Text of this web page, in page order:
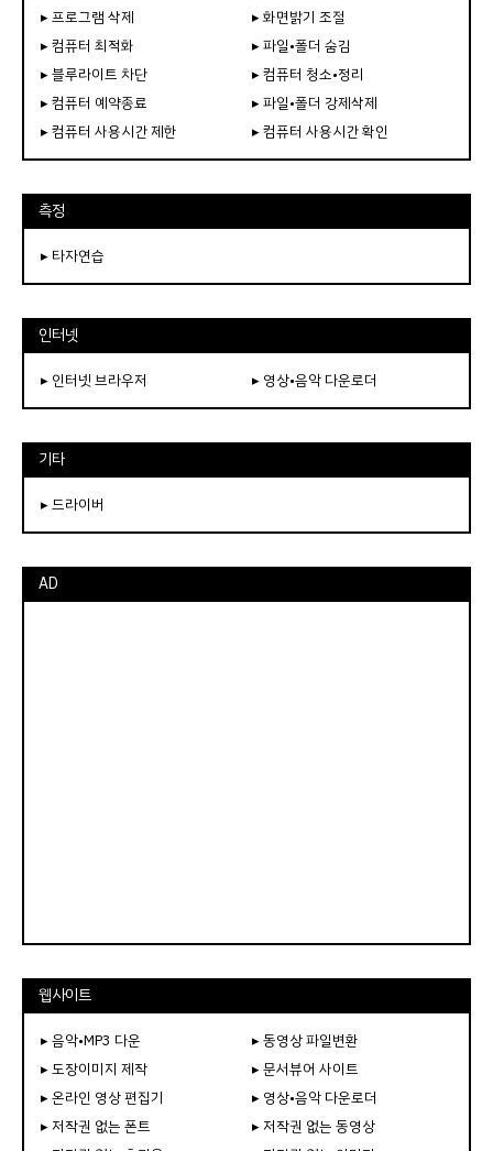
▸ 프로그램 삭제
▸ 화면밝기 조절
▸ 컴퓨터 최적화
▸ 파일•폴더 숨김
▸ 블루라이트 차단
▸ 컴퓨터 청소•정리
▸ 컴퓨터 예약종료
▸ 파일•폴더 강제삭제
▸ 컴퓨터 사용시간 제한
▸ 컴퓨터 사용시간 확인
측정
▸ 타자연습
인터넷
▸ 인터넷 브라우저 ▸ 영상•음악 다운로더
기타
▸ 드라이버
AD
웹사이트
▸ 음악•MP3 다운
▸ 동영상 파일변환
▸ 도장이미지 제작
▸ 문서뷰어 사이트
▸ 온라인 영상 편집기
▸ 영상•음악 다운로더
▸ 저작권 없는 폰트
▸ 저작권 없는 동영상